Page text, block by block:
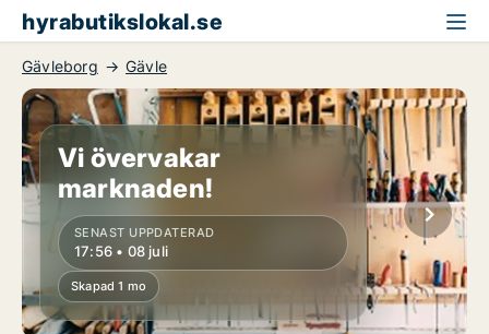
hyrabutikslokal.se
Gävleborg Gävle
Vi övervakar
marknaden!
SENAST UPPDATERAD
17:56 • 08 juli
Skapad 1 mo